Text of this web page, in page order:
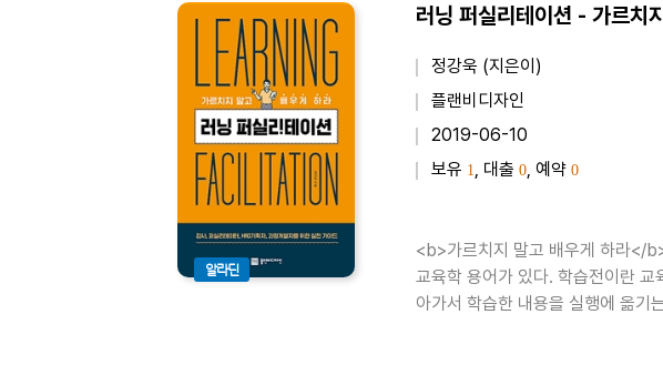
알라딘
러닝 퍼실리테이션 - 가르치
정강욱 (지은이)
플랜비디자인
2019-06-10
보유 1, 대출 0, 예약 0
<b>가르치지 말고 배우게 하라</
교육학 용어가 있다. 학습전이란
아가서 학습한 내용을 실행에 옮기